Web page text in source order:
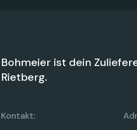
Bohmeier ist dein
Rietberg.
Kontakt: